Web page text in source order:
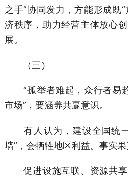
之手”协同发力，方能形成既
济秩序，助力经营主体放心
展。
（三）
“孤举者难起，众行者易趋
市场”，要涵养共赢意识。
有人认为，建设全国统一
墙”，会牺牲地区利益。事实果
促进设施互联、资源共享